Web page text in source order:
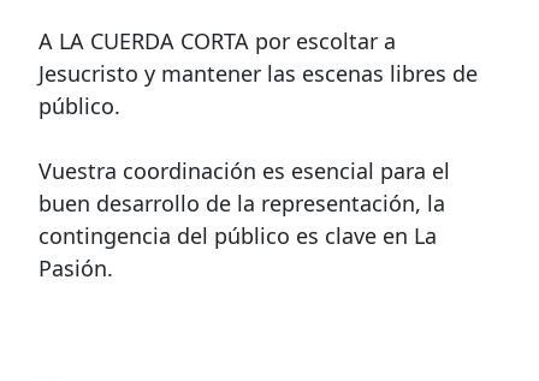
A LA CUERDA CORTA por escoltar a
Jesucristo y mantener las escenas libres de
público.
Vuestra coordinación es esencial para el
buen desarrollo de la representación, la
contingencia del público es clave en La
Pasión.